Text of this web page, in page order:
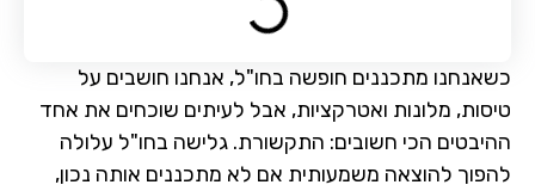
כשאנחנו מתכננים חופשה בחו"ל, אנחנו חושבים על
טיסות, מלונות ואטרקציות, אבל לעיתים שוכחים את אחד
ההיבטים הכי חשובים: התקשורת. גלישה בחו"ל עלולה
להפוך להוצאה משמעותית אם לא מתכננים אותה נכון,